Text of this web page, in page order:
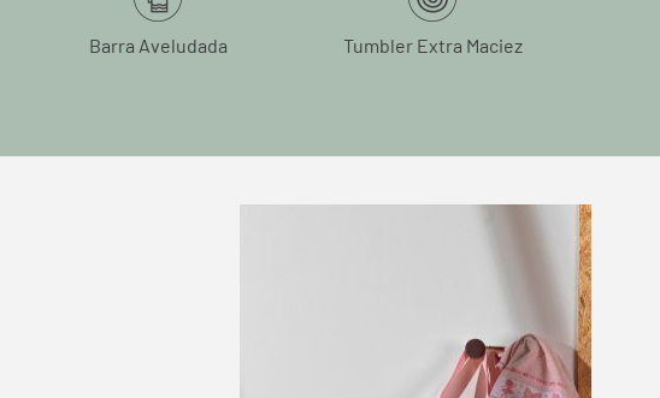
Barra Aveludada Tumbler Extra Maciez